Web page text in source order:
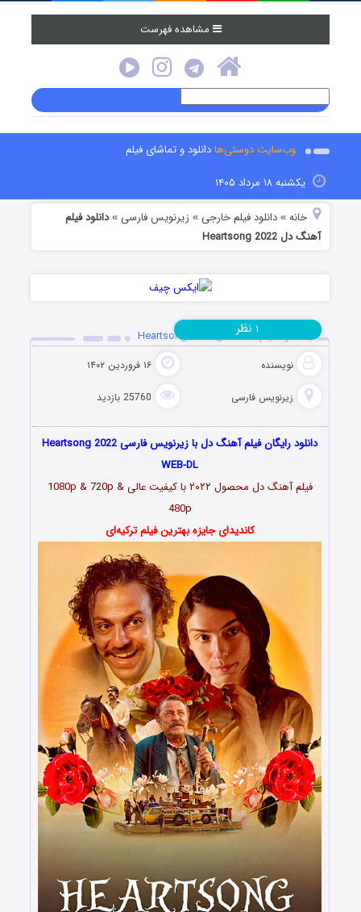
مشاهده فهرست
وب‌سایت دوستی‌هادانلود و تماشای فیلم
یکشنبه ۱۸ مرداد ۱۴۰۵
خانه »دانلود فیلم خارجی » زیرنویس فارسی »دانلود فیلم
آهنگ دل Heartsong 2022
دانلود فیلم آهنگ دل Heartsong 2022
نویسنده ۱۶ فروردین ۱۴۰۲
زیرنویس فارسی 25760 بازدید
۱ نظر
دانلود رایگان فیلم آهنگ دل با زیرنویس فارسی Heartsong 2022
WEB-DL
فیلمآهنگ دل محصول ۲۰۲۲
با کیفیت عالی 1080p & 720p &
480p
کاندیدای جایزه بهترین فیلم ترکیه‌ای